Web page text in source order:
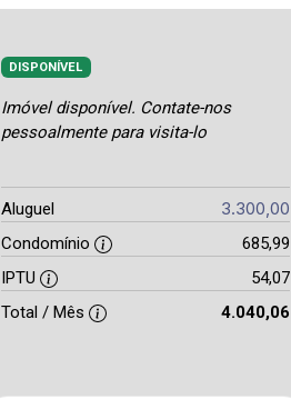
DISPONÍVEL
Imóvel disponível. Contate-nos
pessoalmente para visita-lo
Aluguel 3.300,00
Condomínio
685,99
IPTU
54,07
Total / Mês
4.040,06